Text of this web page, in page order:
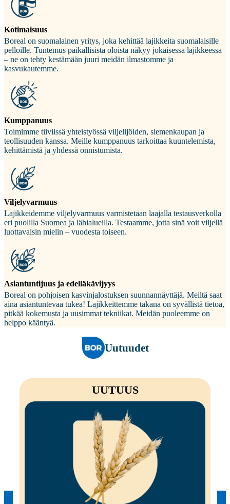
Kotimaisuus
Boreal on suomalainen yritys, joka kehittää lajikkeita suomalaisille
pelloille. Tuntemus paikallisista oloista näkyy jokaisessa lajikkeessa
– ne on tehty kestämään juuri meidän ilmastomme ja
kasvukautemme.
Kumppanuus
Toimimme tiiviissä yhteistyössä viljelijöiden, siemenkaupan ja
teollisuuden kanssa. Meille kumppanuus tarkoittaa kuuntelemista,
kehittämistä ja yhdessä onnistumista.
Viljelyvarmuus
Lajikkeidemme viljelyvarmuus varmistetaan laajalla testausverkolla
eri puolilla Suomea ja lähialueilla. Testaamme, jotta sinä voit viljellä
luottavaisin mielin – vuodesta toiseen.
Asiantuntijuus ja edelläkävijyys
Boreal on pohjoisen kasvinjalostuksen suunnannäyttäjä. Meiltä saat
aina asiantuntevaa tukea! Lajikkeittemme takana on syvällistä tietoa,
pitkää kokemusta ja uusimmat tekniikat. Meidän puoleemme on
helppo kääntyä.
Uutuudet
UUTUUS